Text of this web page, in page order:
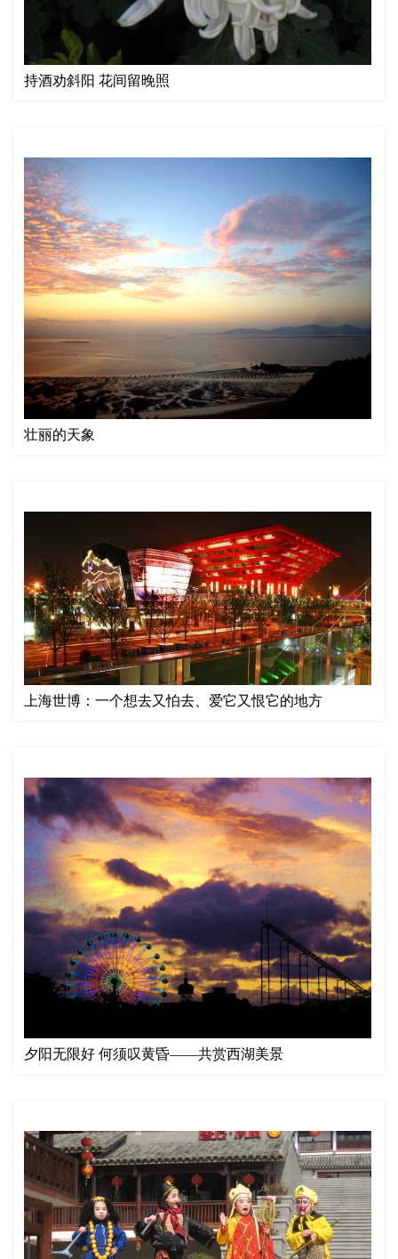
持酒劝斜阳 花间留晚照
壮丽的天象
上海世博：一个想去又怕去、爱它又恨它的地方
夕阳无限好 何须叹黄昏——共赏西湖美景